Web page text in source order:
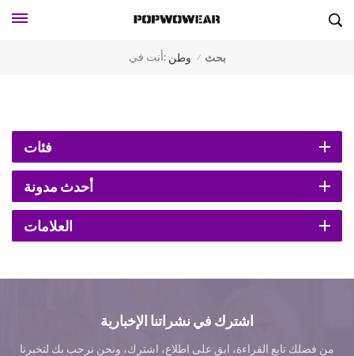
أنت في: وطن / بحث
فئات
أحدث مدونة
العلامات
اشترك في نشراتنا الإخبارية
من فضلك تابع القراءة، ابق على اطلاع، اشترك، ونحن نرحب بك لتخبرنا